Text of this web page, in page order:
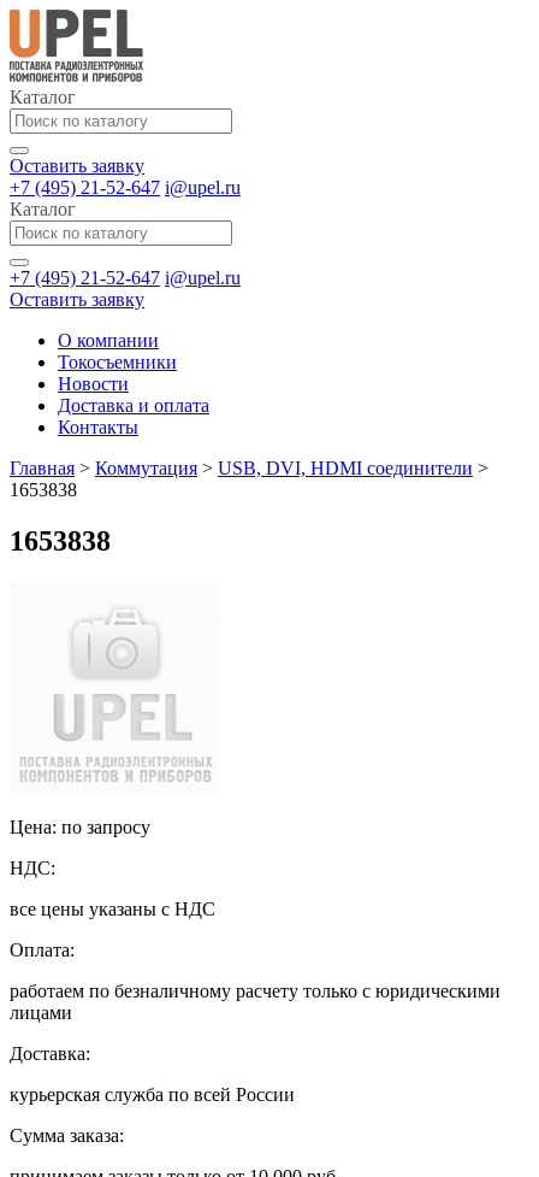
Каталог
Оставить заявку
+7 (495) 21-52-647 i@upel.ru
Каталог
+7 (495) 21-52-647 i@upel.ru
Оставить заявку
О компании
Токосъемники
Новости
Доставка и оплата
Контакты
Главная > Коммутация > USB, DVI, HDMI соединители >
1653838
1653838
Цена: по запросу
НДС:
все цены указаны с НДС
Оплата:
работаем по безналичному расчету только с юридическими
лицами
Доставка:
курьерская служба по всей России
Сумма заказа: